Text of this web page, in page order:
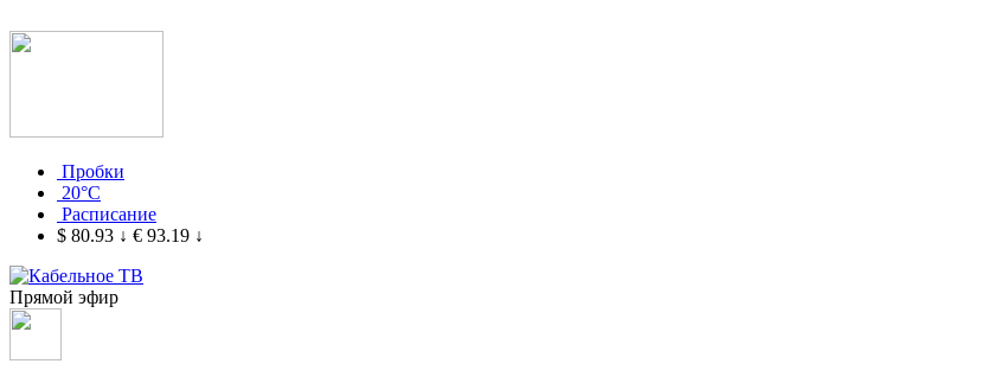
Пробки
20°C
Расписание
$ 80.93 ↓ € 93.19 ↓
Прямой эфир